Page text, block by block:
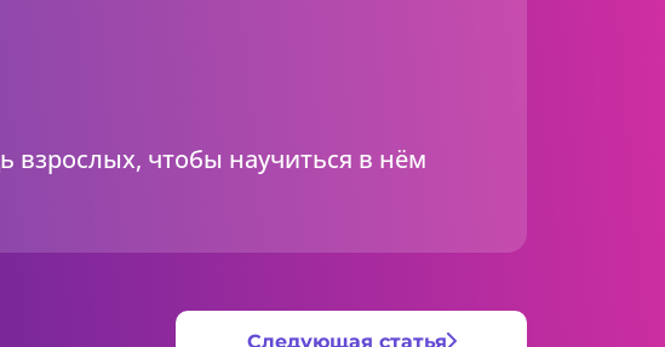
взрослых, чтобы научиться в нём
Следующая статья